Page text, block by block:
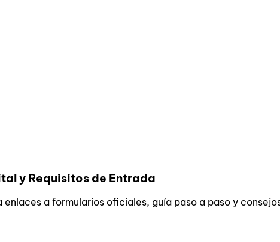
y Requisitos de Entrada
a formularios oficiales, guía paso a paso y